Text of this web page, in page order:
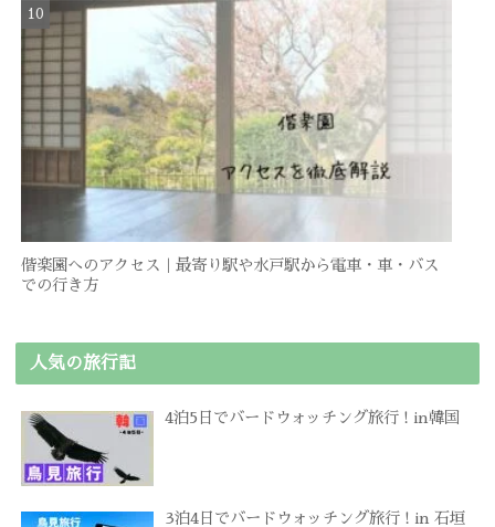
偕楽園へのアクセス｜最寄り駅や水戸駅から電車・車・バス
での行き方
人気の旅行記
4泊5日でバードウォッチング旅行 ! in韓国
3泊4日でバードウォッチング旅行 ! in 石垣